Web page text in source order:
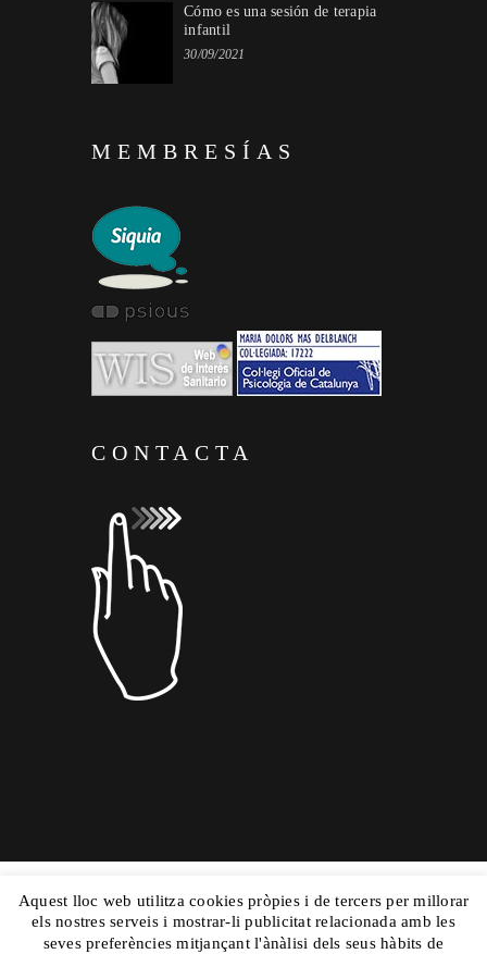
Cómo es una sesión de terapia
infantil
30/09/2021
MEMBRESÍAS
CONTACTA
Copyright © 2015 Dolors Mas|Powered by
Nautilus |Aviso Legal y|Mapa Web
Aquest lloc web utilitza cookies pròpies i de tercers per millorar
els nostres serveis i mostrar-li publicitat relacionada amb les
seves preferències mitjançant l'ànàlisi dels seus hàbits de